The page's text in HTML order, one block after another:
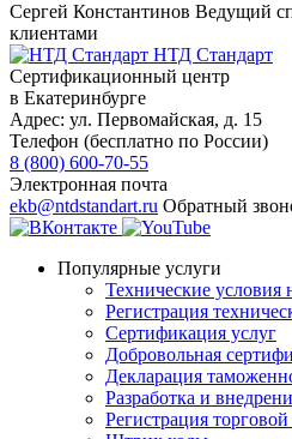
Сергей Константинов Ведущий
клиентами
НТД Стандарт
Сертификационный центр
в Екатеринбурге
Адрес: ул. Первомайская, д. 15
Телефон (бесплатно по России)
8 (800) 600-70-55
Электронная почта
ekb@ntdstandart.ru Обратный
Популярные услуги
Технические
Регистрация
Сертификация услуг
Добровольная
Декларация
Разработка и
Регистрация